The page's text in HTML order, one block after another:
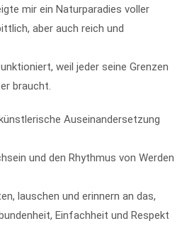
mir ein Naturparadies voller
aber auch reich und
weil jeder seine Grenzen
braucht.
Auseinandersetzung
und den Rhythmus von Werden
lauschen und erinnern an das,
Einfachheit und Respekt